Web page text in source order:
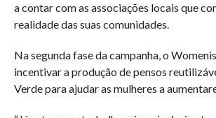
a contar com as associações locais que
realidade das suas comunidades.
Na segunda fase da campanha, o
incentivar a produção de pensos
Verde para ajudar as mulheres a